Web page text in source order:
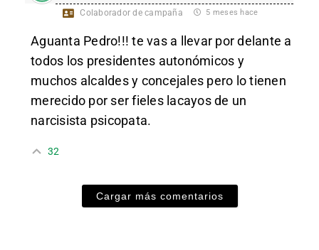
Colaborador de campaña 5 meses hace
Aguanta Pedro!!! te vas a llevar por delante a
todos los presidentes autonómicos y
muchos alcaldes y concejales pero lo tienen
merecido por ser fieles lacayos de un
narcisista psicopata.
32
Cargar más comentarios